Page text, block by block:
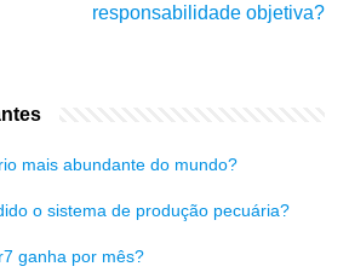
responsabilidade objetiva?
mais abundante do mundo?
o sistema de produção pecuária?
ganha por mês?